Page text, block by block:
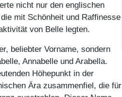
nicht nur den englischen
mit Schönheit und Raffinesse
von Belle legten.
beliebter Vorname, sondern
Annabelle und Arabella.
Höhepunkt in der
Ära zusammenfiel, die für